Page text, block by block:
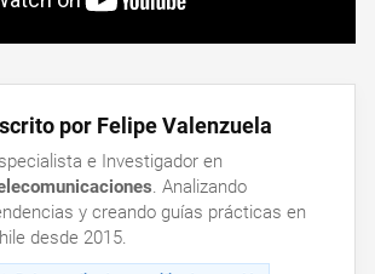
por Felipe Valenzuela
e Investigador en
. Analizando
y creando guías prácticas en
desde 2015.